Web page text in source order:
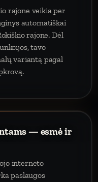
rajone veikia per
automatiškai
rajone. Dėl
tavo
variantą pagal
— esmė ir
interneto
paslaugos